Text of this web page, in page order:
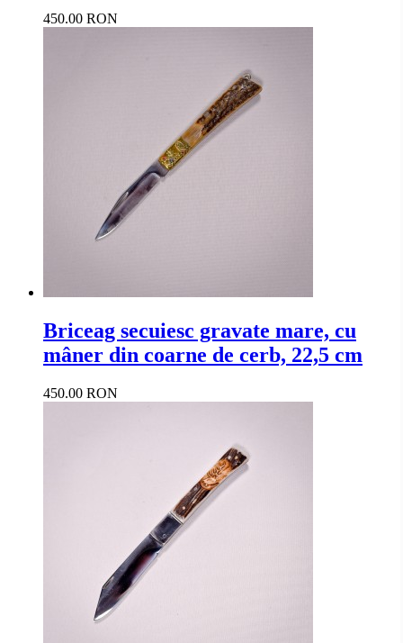
450.00 RON
Briceag secuiesc gravate mare, cu
mâner din coarne de cerb, 22,5 cm
450.00 RON